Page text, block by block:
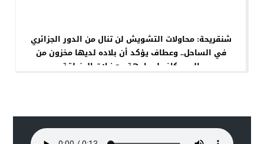
شنقريحة: محاولات التشويش لن تنال من الدور الجزائري
في الساحل.. وعطاف يؤكد أن بلاده لديها مخزون من
الصبر كاف لمواجهة معضلات المنطقة